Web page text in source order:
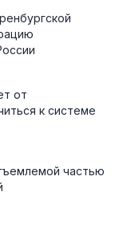
от
к системе
частью